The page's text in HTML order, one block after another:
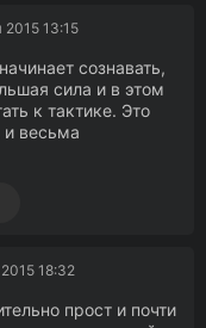
2015 13:15
сознавать,
сила и в этом
к тактике. Это
и весьма
18:32
прост и почти